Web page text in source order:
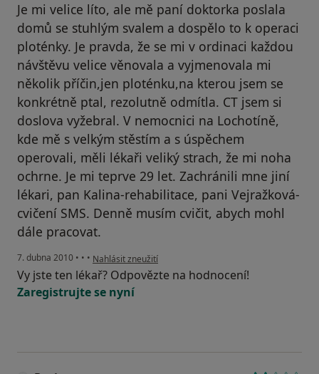
Je mi velice líto, ale mě paní doktorka poslala
domů se stuhlým svalem a dospělo to k operaci
ploténky. Je pravda, že se mi v ordinaci každou
návštěvu velice věnovala a vyjmenovala mi
několik příčin,jen ploténku,na kterou jsem se
konkrétně ptal, rezolutně odmítla. CT jsem si
doslova vyžebral. V nemocnici na Lochotíně,
kde mě s velkým stěstím a s úspěchem
operovali, měli lékaři veliký strach, že mi noha
ochrne. Je mi teprve 29 let. Zachránili mne jiní
lékari, pan Kalina-rehabilitace, pani Vejražková-
cvičení SMS. Denně musím cvičit, abych mohl
dále pracovat.
7. dubna 2010 • • • podle názoru uživatele Váš účet byl odstraněn
Nahlásit zneužití
Vy jste ten lékař? Odpovězte na hodnocení!
Zaregistrujte se nyní